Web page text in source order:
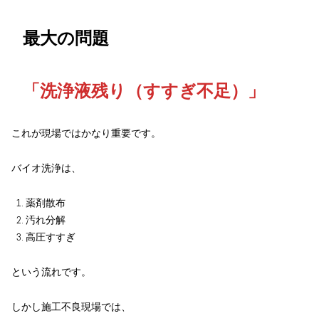
最大の問題
「洗浄液残り（すすぎ不足）」
これが現場ではかなり重要です。
バイオ洗浄は、
薬剤散布
汚れ分解
高圧すすぎ
という流れです。
しかし施工不良現場では、